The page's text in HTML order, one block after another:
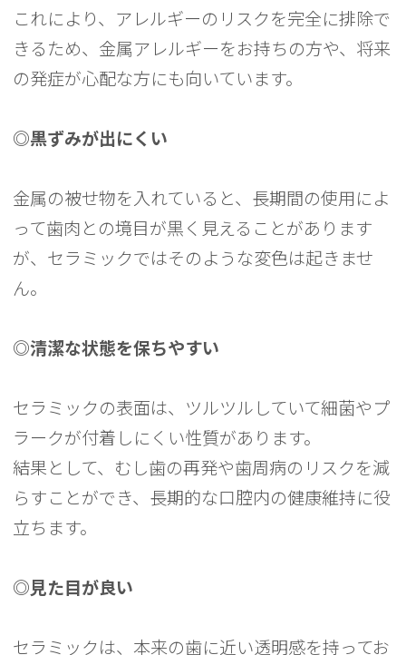
これにより、アレルギーのリスクを完全に排除で
きるため、金属アレルギーをお持ちの方や、将来
の発症が心配な方にも向いています。
◎黒ずみが出にくい
金属の被せ物を入れていると、長期間の使用によ
って歯肉との境目が黒く見えることがあります
が、セラミックではそのような変色は起きませ
ん。
◎清潔な状態を保ちやすい
セラミックの表面は、ツルツルしていて細菌やプ
ラークが付着しにくい性質があります。
結果として、むし歯の再発や歯周病のリスクを減
らすことができ、長期的な口腔内の健康維持に役
立ちます。
◎見た目が良い
セラミックは、本来の歯に近い透明感を持ってお